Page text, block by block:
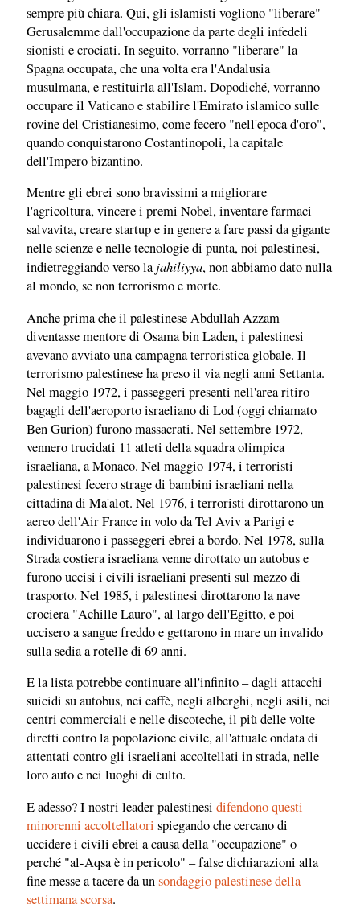
sempre più chiara. Qui, gli islamisti vogliono "liberare"
Gerusalemme dall'occupazione da parte degli infedeli
sionisti e crociati. In seguito, vorranno "liberare" la
Spagna occupata, che una volta era l'Andalusia
musulmana, e restituirla all'Islam. Dopodiché, vorranno
occupare il Vaticano e stabilire l'Emirato islamico sulle
rovine del Cristianesimo, come fecero "nell'epoca d'oro",
quando conquistarono Costantinopoli, la capitale
dell'Impero bizantino.
Mentre gli ebrei sono bravissimi a migliorare
l'agricoltura, vincere i premi Nobel, inventare farmaci
salvavita, creare startup e in genere a fare passi da gigante
nelle scienze e nelle tecnologie di punta, noi palestinesi,
indietreggiando verso la jahiliyya, non abbiamo dato nulla
al mondo, se non terrorismo e morte.
Anche prima che il palestinese Abdullah Azzam
diventasse mentore di Osama bin Laden, i palestinesi
avevano avviato una campagna terroristica globale. Il
terrorismo palestinese ha preso il via negli anni Settanta.
Nel maggio 1972, i passeggeri presenti nell'area ritiro
bagagli dell'aeroporto israeliano di Lod (oggi chiamato
Ben Gurion) furono massacrati. Nel settembre 1972,
vennero trucidati 11 atleti della squadra olimpica
israeliana, a Monaco. Nel maggio 1974, i terroristi
palestinesi fecero strage di bambini israeliani nella
cittadina di Ma'alot. Nel 1976, i terroristi dirottarono un
aereo dell'Air France in volo da Tel Aviv a Parigi e
individuarono i passeggeri ebrei a bordo. Nel 1978, sulla
Strada costiera israeliana venne dirottato un autobus e
furono uccisi i civili israeliani presenti sul mezzo di
trasporto. Nel 1985, i palestinesi dirottarono la nave
crociera "Achille Lauro", al largo dell'Egitto, e poi
uccisero a sangue freddo e gettarono in mare un invalido
sulla sedia a rotelle di 69 anni.
E la lista potrebbe continuare all'infinito – dagli attacchi
suicidi su autobus, nei caffè, negli alberghi, negli asili, nei
centri commerciali e nelle discoteche, il più delle volte
diretti contro la popolazione civile, all'attuale ondata di
attentati contro gli israeliani accoltellati in strada, nelle
loro auto e nei luoghi di culto.
E adesso? I nostri leader palestinesi difendono questi
minorenni accoltellatori spiegando che cercano di
uccidere i civili ebrei a causa della "occupazione" o
perché "al-Aqsa è in pericolo" – false dichiarazioni alla
fine messe a tacere da unsondaggio palestinese della
settimana scorsa.